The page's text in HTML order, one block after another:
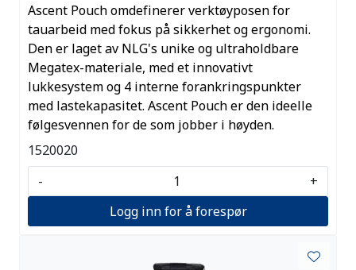
Ascent Pouch omdefinerer verktøyposen for
tauarbeid med fokus på sikkerhet og ergonomi.
Den er laget av NLG's unike og ultraholdbare
Megatex-materiale, med et innovativt
lukkesystem og 4 interne forankringspunkter
med lastekapasitet. Ascent Pouch er den ideelle
følgesvennen for de som jobber i høyden.
1520020
-
+
Logg inn for å forespør